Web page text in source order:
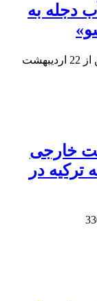
دجله به
22 اردیبهشت
خارجی
در